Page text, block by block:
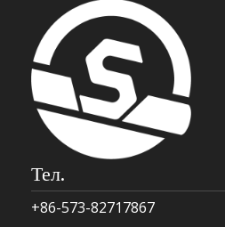
Тел.
+86-573-82717867